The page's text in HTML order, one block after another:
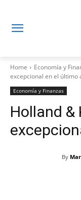
Home Economía y
excepcional en el último
Economía y Finanzas
Holland
By